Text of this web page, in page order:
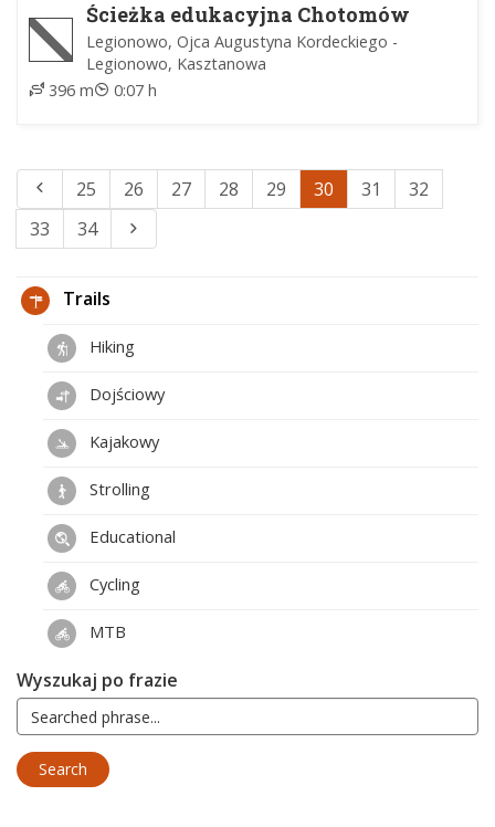
Ścieżka edukacyjna Chotomów
Północny
Legionowo, Ojca Augustyna Kordeckiego -
Legionowo, Kasztanowa
396 m
0:07 h
25 26 27 28 29 30 31
32
33
34
Trails
Hiking
Dojściowy
Kajakowy
Strolling
Educational
Cycling
MTB
Wyszukaj po frazie